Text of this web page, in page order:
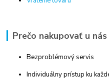
Prečo nakupovať u nás
Bezproblémový servis
Individuálny prístup ku